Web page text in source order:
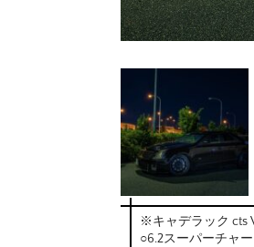
※キャデラック cts
○6.2スーパーチャ